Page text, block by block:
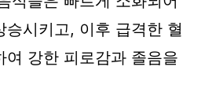
승시키고, 이후 급격한 혈
여 강한 피로감과 졸음을